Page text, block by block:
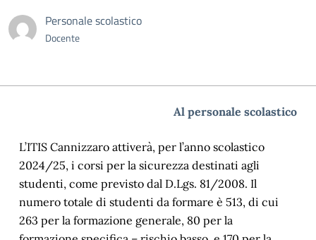
Personale scolastico
Docente
Al personale scolastico
L’ITIS Cannizzaro attiverà, per l’anno scolastico
2024/25, i corsi per la sicurezza destinati agli
studenti, come previsto dal D.Lgs. 81/2008. Il
numero totale di studenti da formare è 513, di cui
263 per la formazione generale, 80 per la